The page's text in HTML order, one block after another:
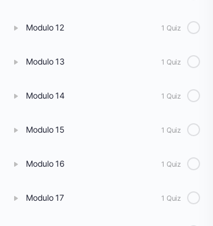
Modulo 12 1 Quiz
Modulo 13 1 Quiz
Modulo 14 1 Quiz
Modulo 15 1 Quiz
Modulo 16 1 Quiz
Modulo 17 1 Quiz